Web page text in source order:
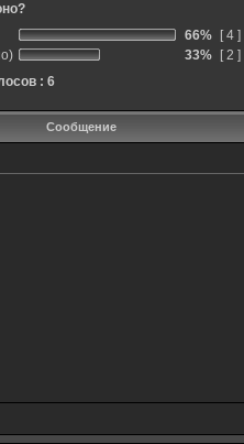
66%
[ 4 ]
33%
[ 2 ]
: 6
Сообщение